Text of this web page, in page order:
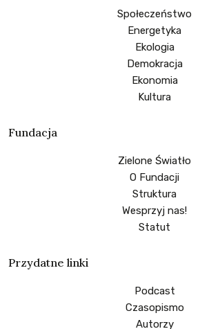
Społeczeństwo
Energetyka
Ekologia
Demokracja
Ekonomia
Kultura
Fundacja
Zielone Światło
O Fundacji
Struktura
Wesprzyj nas!
Statut
Przydatne linki
Podcast
Czasopismo
Autorzy